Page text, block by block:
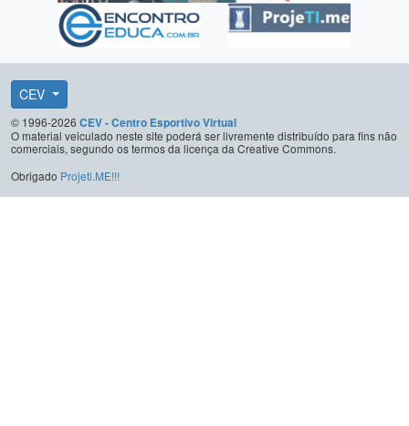
CEV
© 1996-2026 CEV - Centro Esportivo Virtual
O material veiculado neste site poderá ser livremente distribuído para fins não
comerciais, segundo os termos da licença da Creative Commons.
Obrigado Projeti.ME!!!